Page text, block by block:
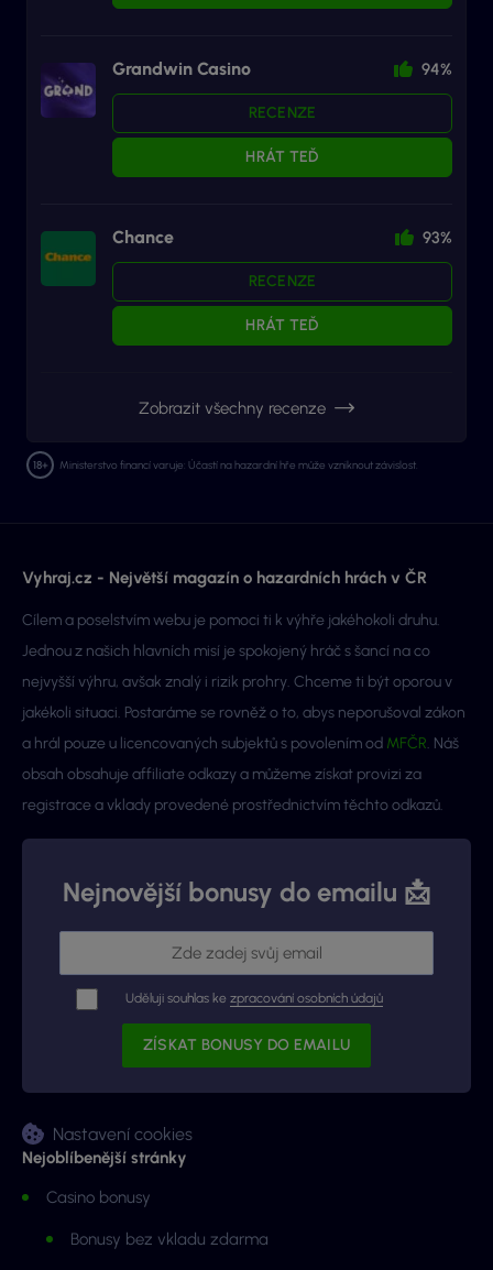
Grandwin Casino 94%
RECENZE
HRÁT TEĎ
Chance 93%
RECENZE
HRÁT TEĎ
Zobrazit všechny recenze
Ministerstvo financí varuje: Účastí na hazardní hře může vzniknout závislost.
Vyhraj.cz - Největší magazín o hazardních hrách v ČR
Cílem a poselstvím webu je pomoci ti k výhře jakéhokoli druhu.
Jednou z našich hlavních misí je spokojený hráč s šancí na co
nejvyšší výhru, avšak znalý i rizik prohry. Chceme ti být oporou v
jakékoli situaci. Postaráme se rovněž o to, abys neporušoval zákon
a hrál pouze u licencovaných subjektů s povolením od MFČR. Náš
obsah obsahuje affiliate odkazy a můžeme získat provizi za
registrace a vklady provedené prostřednictvím těchto odkazů.
Nejnovější bonusy do emailu 📩
Uděluji souhlas ke zpracování osobních údajů
Nastavení cookies
Nejoblíbenější stránky
Casino bonusy
Bonusy bez vkladu zdarma